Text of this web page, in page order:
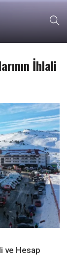
İhlali
ve Hesap